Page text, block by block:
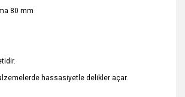
80 mm
hassasiyetle delikler açar.